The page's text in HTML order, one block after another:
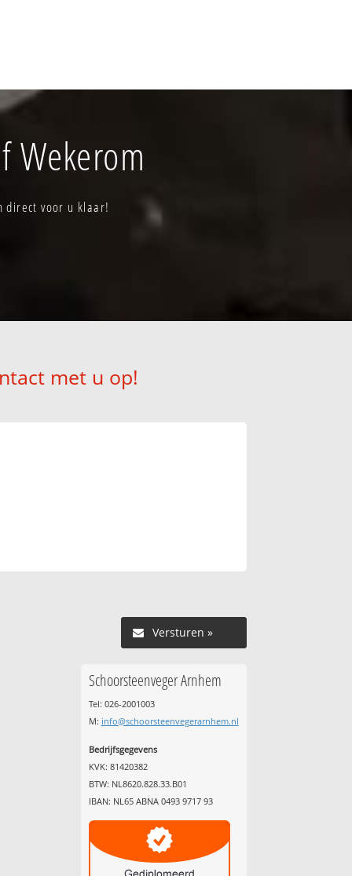
Wekerom
direct voor u klaar!
met u op!
Versturen »
Schoorsteenveger Arnhem
Tel: 026-2001003
M: info@schoorsteenvegerarnhem.nl
Bedrijfsgegevens
KVK: 81420382
BTW: NL8620.828.33.B01
IBAN: NL65 ABNA 0493 9717 93